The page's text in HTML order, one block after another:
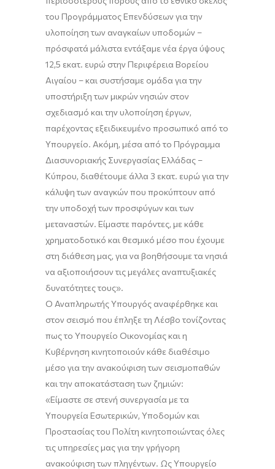
του Προγράμματος Επενδύσεων για την
υλοποίηση των αναγκαίων υποδομών –
πρόσφατά μάλιστα εντάξαμε νέα έργα ύψους
12,5 εκατ. ευρώ στην Περιφέρεια Βορείου
Αιγαίου – και συστήσαμε ομάδα για την
υποστήριξη των μικρών νησιών στον
σχεδιασμό και την υλοποίηση έργων,
παρέχοντας εξειδικευμένο προσωπικό από το
Υπουργείο. Ακόμη, μέσα από το Πρόγραμμα
Διασυνοριακής Συνεργασίας Ελλάδας –
Κύπρου, διαθέτουμε άλλα 3 εκατ. ευρώ για την
κάλυψη των αναγκών που προκύπτουν από
την υποδοχή των προσφύγων και των
μεταναστών. Είμαστε παρόντες, με κάθε
χρηματοδοτικό και θεσμικό μέσο που έχουμε
στη διάθεση μας, για να βοηθήσουμε τα νησιά
να αξιοποιήσουν τις μεγάλες αναπτυξιακές
δυνατότητες τους».
Ο Αναπληρωτής Υπουργός αναφέρθηκε και
στον σεισμό που έπληξε τη Λέσβο τονίζοντας
πως το Υπουργείο Οικονομίας και η
Κυβέρνηση κινητοποιούν κάθε διαθέσιμο
μέσο για την ανακούφιση των σεισμοπαθών
και την αποκατάσταση των ζημιών:
«Είμαστε σε στενή συνεργασία με τα
Υπουργεία Εσωτερικών, Υποδομών και
Προστασίας του Πολίτη κινητοποιώντας όλες
τις υπηρεσίες μας για την γρήγορη
ανακούφιση των πληγέντων. Ως Υπουργείο